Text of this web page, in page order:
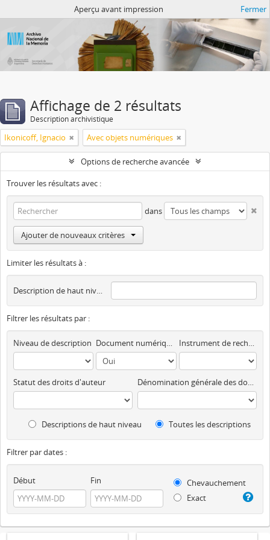
Aperçu avant impression Fermer
Affichage de 2 résultats
Description archivistique
Ikonicoff, Ignacio Avec objets numériques
Options de recherche avancée
Trouver les résultats avec :
dans
Ajouter de nouveaux critères
Limiter les résultats à :
Description de haut niveau
Filtrer les résultats par :
Niveau de description Document numérique disponible Instrument de recherche
Statut des droits d'auteur Dénomination générale des documents
Descriptions de haut niveau Toutes les descriptions
Filtrer par dates :
Début Fin
Chevauchement
Exact